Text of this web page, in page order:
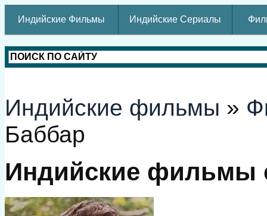
Индийские Фильмы Индийские Сериалы
Индийские фильмы »
Баббар
Индийские фильмы